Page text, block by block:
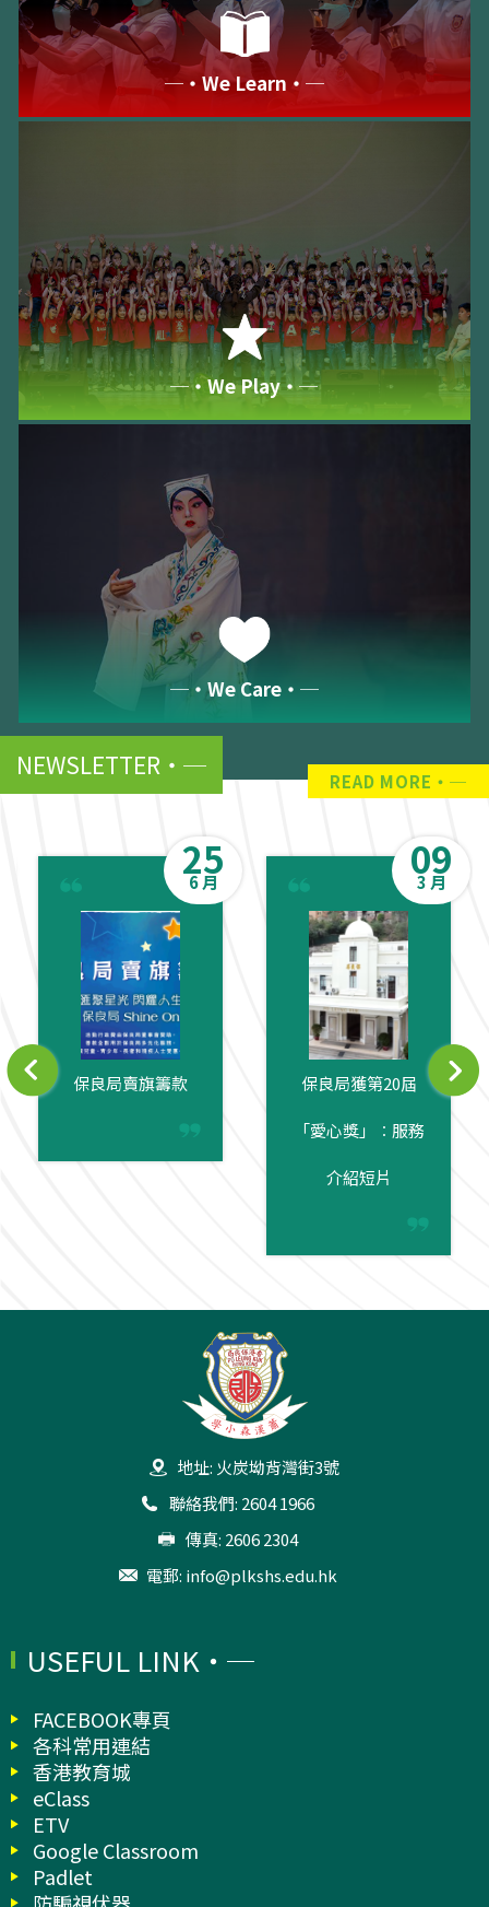
─‧We Learn‧─
─‧We Play‧─
─‧We Care‧─
NEWSLETTER
READ MORE
保良局賣旗籌款
25
6 月
保良局獲第20屆
「愛心獎」︰服務
介紹短片
09
3 月
地址: 火炭坳背灣街3號
聯絡我們: 2604 1966
傳真: 2606 2304
電郵: info@plkshs.edu.hk
USEFUL LINK
FACEBOOK專頁
各科常用連結
香港教育城
eClass
ETV
Google Classroom
Padlet